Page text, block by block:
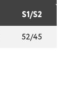
S1/S2
52/45